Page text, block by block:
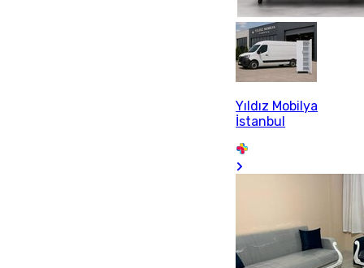
Yıldız Mobilya
İstanbul